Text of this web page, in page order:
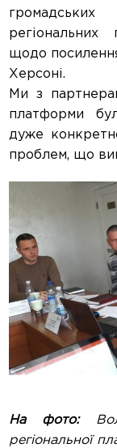
громадських
регіональних
щодо
Херсоні.
Ми з
платформи
дуже
проблем, що
На фото:
регіональної